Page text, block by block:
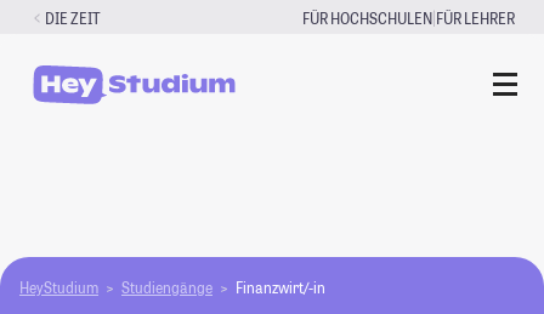
Zum
springen
DIE ZEIT FÜR HOCHSCHULEN|FÜR LEHRER
HeyStudium Studiengänge Finanzwirt/-in